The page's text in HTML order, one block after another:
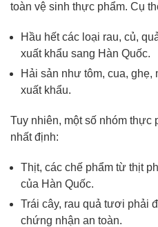
toàn vệ sinh thực phẩm. Cụ
Hầu hết các loại rau, củ,
xuất khẩu sang Hàn Quốc.
Hải sản như tôm, cua,
xuất khẩu.
Tuy nhiên, một số nhóm thực
nhất định:
Thịt, các chế phẩm từ thịt
của Hàn Quốc.
Trái cây, rau quả tươi phải
chứng nhận an toàn.